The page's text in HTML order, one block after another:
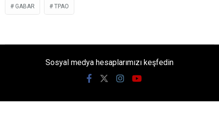
GABAR TPAO
Sosyal medya hesaplarımızı keşfedin